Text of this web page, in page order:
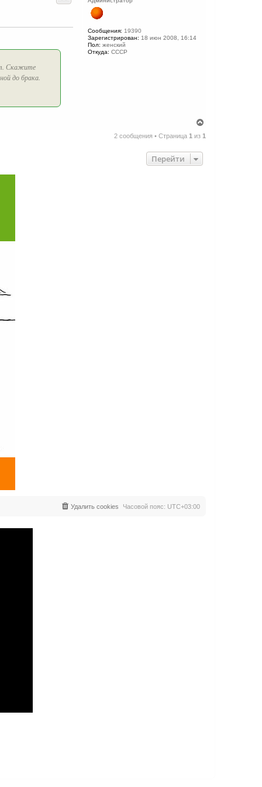
Сообщения: 19390
Зарегистрирован: 18 июн 2008, 16:14
Пол: женский
Откуда: СССР
Скажите
до брака.
р
2 сообщения • Страница 1 из 1
Перейти
Часовой пояс: UTC+03:00
Удалить cookies